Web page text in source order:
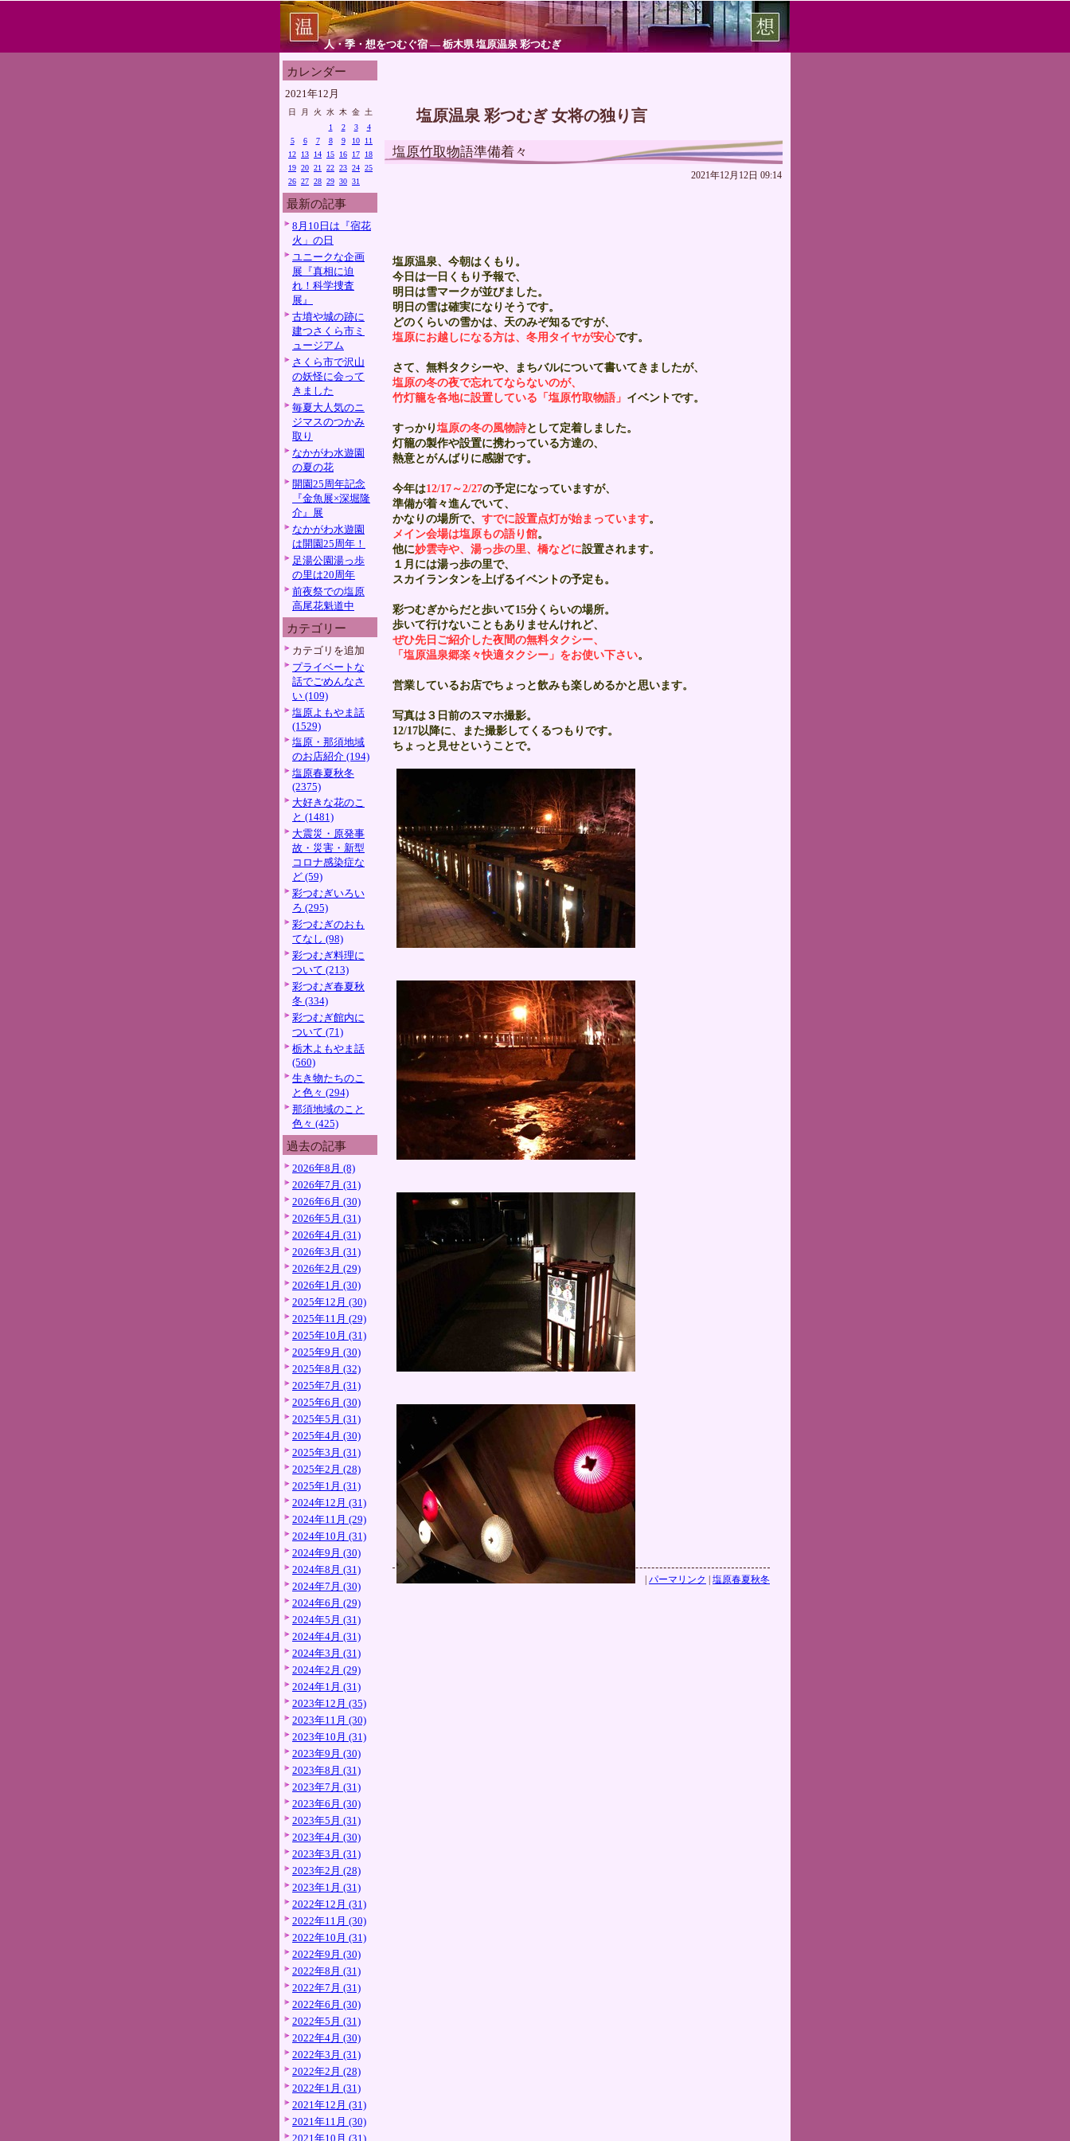
人・季・想をつむぐ宿 ― 栃木県 塩原温泉 彩つむぎ
カレンダー
2021年12月
日 月 火 水 木 金
土
1
2 3
4
5
6 7 8 9 10
11
12
13 14 15 16 17
18
19 20 21 22 23 24 25
26 27 28 29 30 31
最新の記事
8月10日は『宿花
火」の日
ユニークな企画
展『真相に迫
れ！科学捜査
展』
古墳や城の跡に
建つさくら市ミ
ュージアム
さくら市で沢山
の妖怪に会って
きました
毎夏大人気のニ
ジマスのつかみ
取り
なかがわ水遊園
の夏の花
開園25周年記念
『金魚展×深堀隆
介』展
なかがわ水遊園
は開園25周年！
足湯公園湯っ歩
の里は20周年
前夜祭での塩原
高尾花魁道中
カテゴリー
カテゴリを追加
プライベートな
話でごめんなさ
い (109)
塩原よもやま話
(1529)
塩原・那須地域
のお店紹介 (194)
塩原春夏秋冬
(2375)
大好きな花のこ
と (1481)
大震災・原発事
故・災害・新型
コロナ感染症な
ど (59)
彩つむぎいろい
ろ (295)
彩つむぎのおも
てなし (98)
彩つむぎ料理に
ついて (213)
彩つむぎ春夏秋
冬 (334)
彩つむぎ館内に
ついて (71)
栃木よもやま話
(560)
生き物たちのこ
と色々 (294)
那須地域のこと
色々 (425)
過去の記事
2026年8月 (8)
2026年7月 (31)
2026年6月 (30)
2026年5月 (31)
2026年4月 (31)
2026年3月 (31)
2026年2月 (29)
2026年1月 (30)
2025年12月 (30)
2025年11月 (29)
2025年10月 (31)
2025年9月 (30)
2025年8月 (32)
2025年7月 (31)
2025年6月 (30)
2025年5月 (31)
2025年4月 (30)
2025年3月 (31)
2025年2月 (28)
2025年1月 (31)
2024年12月 (31)
2024年11月 (29)
2024年10月 (31)
2024年9月 (30)
2024年8月 (31)
2024年7月 (30)
2024年6月 (29)
2024年5月 (31)
2024年4月 (31)
2024年3月 (31)
2024年2月 (29)
2024年1月 (31)
2023年12月 (35)
2023年11月 (30)
2023年10月 (31)
2023年9月 (30)
2023年8月 (31)
2023年7月 (31)
2023年6月 (30)
2023年5月 (31)
2023年4月 (30)
2023年3月 (31)
2023年2月 (28)
2023年1月 (31)
2022年12月 (31)
2022年11月 (30)
2022年10月 (31)
2022年9月 (30)
2022年8月 (31)
2022年7月 (31)
2022年6月 (30)
2022年5月 (31)
2022年4月 (30)
2022年3月 (31)
2022年2月 (28)
2022年1月 (31)
2021年12月 (31)
2021年11月 (30)
2021年10月 (31)
塩原温泉 彩つむぎ 女将の独り言
塩原竹取物語準備着々
2021年12月12日 09:14
塩原温泉、今朝はくもり。
今日は一日くもり予報で、
明日は雪マークが並びました。
明日の雪は確実になりそうです。
どのくらいの雪かは、天のみぞ知るですが、
塩原にお越しになる方は、冬用タイヤが安心です。
さて、無料タクシーや、まちバルについて書いてきましたが、
塩原の冬の夜で忘れてならないのが、
竹灯籠を各地に設置している「塩原竹取物語」 イベントです。
すっかり 塩原の冬の風物詩として定着しました。
灯籠の製作や設置に携わっている方達の、
熱意とがんばりに感謝です。
今年は12/17～2/27の予定になっていますが、
準備が着々進んでいて、
かなりの場所で、 すでに設置点灯が始まっています。
メイン会場は塩原もの語り館。
他に妙雲寺や、湯っ歩の里、橋などに設置されます。
１月には湯っ歩の里で、
スカイランタンを上げるイベントの予定も。
彩つむぎからだと歩いて15分くらいの場所。
歩いて行けないこともありませんけれど、
ぜひ先日ご紹介した夜間の無料タクシー、
「塩原温泉郷楽々快適タクシー」をお使い下さい。
営業しているお店でちょっと飲みも楽しめるかと思います。
写真は３日前のスマホ撮影。
12/17以降に、また撮影してくるつもりです。
ちょっと見せということで。
パーマリンク 塩原春夏秋冬